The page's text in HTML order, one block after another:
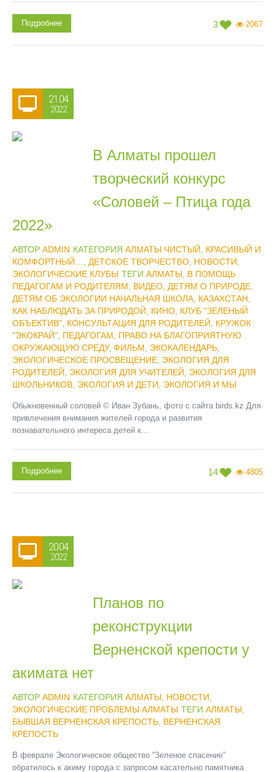
3 2067
Подробнее
21.04
2022
В Алматы прошел
творческий конкурс
«Соловей – Птица года
2022»
АВТОР ADMIN КАТЕГОРИЯ АЛМАТЫ ЧИСТЫЙ, КРАСИВЫЙ И
КОМФОРТНЫЙ…
ДЕТСКОЕ ТВОРЧЕСТВО НОВОСТИ
ЭКОЛОГИЧЕСКИЕ КЛУБЫ ТЕГИ АЛМАТЫ В ПОМОЩЬ
ПЕДАГОГАМ И РОДИТЕЛЯМ
ВИДЕО ДЕТЯМ О ПРИРОДЕ
ДЕТЯМ ОБ ЭКОЛОГИИ НАЧАЛЬНАЯ ШКОЛА КАЗАХСТАН
КАК НАБЛЮДАТЬ ЗА ПРИРОДОЙ
КИНО КЛУБ "ЗЕЛЕНЫЙ
ОБЪЕКТИВ" КОНСУЛЬТАЦИЯ ДЛЯ РОДИТЕЛЕЙ
КРУЖОК
"ЭКОКРАЙ" ПЕДАГОГАМ
ПРАВО НА БЛАГОПРИЯТНУЮ
ОКРУЖАЮЩУЮ СРЕДУ, ФИЛЬМ ЭКОКАЛЕНДАРЬ
ЭКОЛОГИЧЕСКОЕ ПРОСВЕЩЕНИЕ ЭКОЛОГИЯ ДЛЯ
РОДИТЕЛЕЙ
ЭКОЛОГИЯ ДЛЯ УЧИТЕЛЕЙ
ЭКОЛОГИЯ ДЛЯ
ШКОЛЬНИКОВ ЭКОЛОГИЯ И ДЕТИ ЭКОЛОГИЯ И МЫ
Обыкновенный соловей © Иван Зубань, фото с сайта birds.kz Для
привлечения внимания жителей города и развития
познавательного интереса детей к...
14 4805
Подробнее
20.04
2022
Планов по
реконструкции
Верненской крепости у
акимата нет
АВТОР ADMIN КАТЕГОРИЯ АЛМАТЫ НОВОСТИ
ЭКОЛОГИЧЕСКИЕ ПРОБЛЕМЫ АЛМАТЫ ТЕГИ АЛМАТЫ
БЫВШАЯ ВЕРНЕНСКАЯ КРЕПОСТЬ ВЕРНЕНСКАЯ
КРЕПОСТЬ
В феврале Экологическое общество “Зеленое спасение”
обратилось к акиму города с запросом касательно памятника